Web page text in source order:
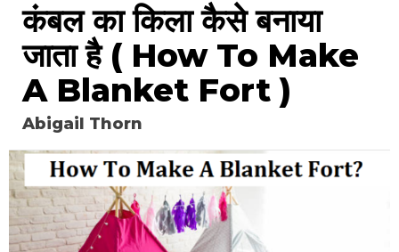
कंबल का किला कैसे बनाया
जाता है ( How To Make
A Blanket Fort )
Abigail Thorn